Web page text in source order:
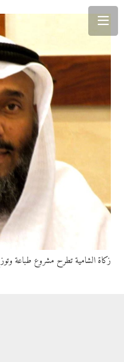
زكاة الشامية تطرح مشروع طباعة